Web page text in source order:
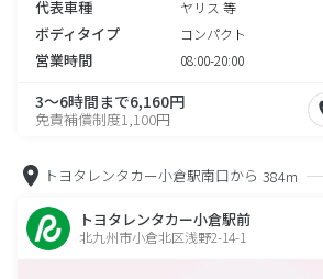
代表車種 ヤリス 等
ボディタイプ コンパクト
営業時間 08:00-20:00
3～6時間まで6,160円
免責補償制度1,100円
トヨタレンタカー小倉駅南口から 384m
トヨタレンタカー小倉駅前
北九州市小倉北区浅野2-14-1